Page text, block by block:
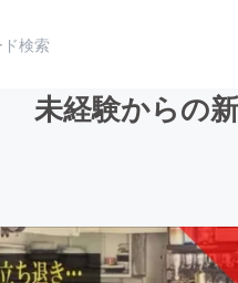
写真
未経験からの